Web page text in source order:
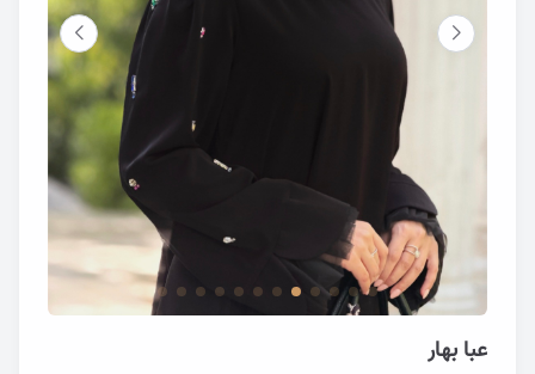
عبا بهار